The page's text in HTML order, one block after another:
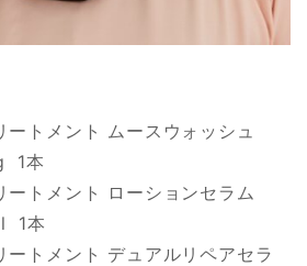
ートメント ムースウォッシュ
1本
ートメント ローションセラム
1本
ートメント デュアルリペアセラ